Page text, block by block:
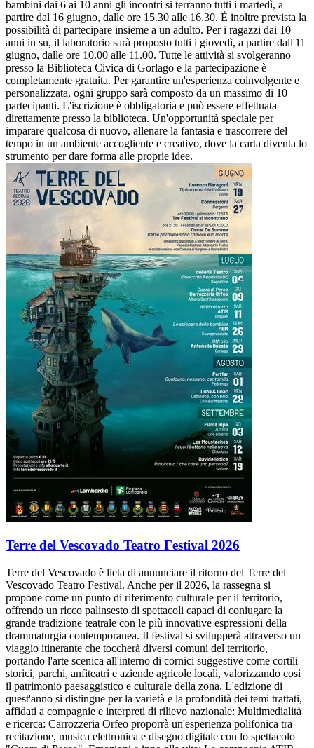
bambini dai 6 ai 10 anni gli incontri si terranno tutti i martedì, a
partire dal 16 giugno, dalle ore 15.30 alle 16.30. È inoltre prevista la
possibilità di partecipare insieme a un adulto. Per i ragazzi dai 10
anni in su, il laboratorio sarà proposto tutti i giovedì, a partire dall'11
giugno, dalle ore 10.00 alle 11.00. Tutte le attività si svolgeranno
presso la Biblioteca Civica di Gorlago e la partecipazione è
completamente gratuita. Per garantire un'esperienza coinvolgente e
personalizzata, ogni gruppo sarà composto da un massimo di 10
partecipanti. L'iscrizione è obbligatoria e può essere effettuata
direttamente presso la biblioteca. Un'opportunità speciale per
imparare qualcosa di nuovo, allenare la fantasia e trascorrere del
tempo in un ambiente accogliente e creativo, dove la carta diventa lo
strumento per dare forma alle proprie idee.
Terre del Vescovado Teatro Festival 2026
Terre del Vescovado è lieta di annunciare il ritorno del Terre del
Vescovado Teatro Festival. Anche per il 2026, la rassegna si
propone come un punto di riferimento culturale per il territorio,
offrendo un ricco palinsesto di spettacoli capaci di coniugare la
grande tradizione teatrale con le più innovative espressioni della
drammaturgia contemporanea. Il festival si svilupperà attraverso un
viaggio itinerante che toccherà diversi comuni del territorio,
portando l'arte scenica all'interno di cornici suggestive come cortili
storici, parchi, anfiteatri e aziende agricole locali, valorizzando così
il patrimonio paesaggistico e culturale della zona. L'edizione di
quest'anno si distingue per la varietà e la profondità dei temi trattati,
affidati a compagnie e interpreti di rilievo nazionale: Multimedialità
e ricerca: Carrozzeria Orfeo proporrà un'esperienza polifonica tra
recitazione, musica elettronica e disegno digitale con lo spettacolo